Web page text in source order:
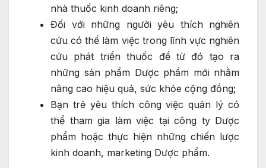
nhà thuốc kinh doanh riêng;
Đối với những người yêu thích nghiên
cứu có thể làm việc trong lĩnh vực nghiên
cứu phát triển thuốc để từ đó tạo ra
những sản phẩm Dược phẩm mới nhằm
nâng cao hiệu quả, sức khỏe cộng đồng;
Bạn trẻ yêu thích công việc quản lý có
thể tham gia làm việc tại công ty Dược
phẩm hoặc thực hiện những chiến lược
kinh doanh, marketing Dược phẩm.